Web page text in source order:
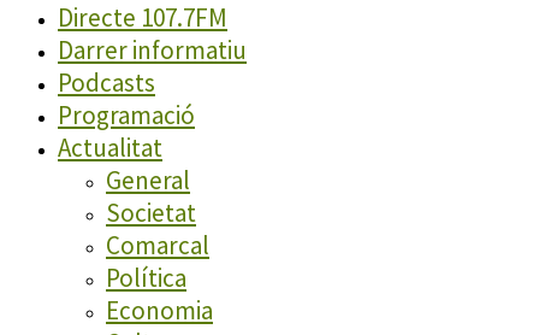
Directe 107.7FM
Darrer informatiu
Podcasts
Programació
Actualitat
General
Societat
Comarcal
Política
Economia